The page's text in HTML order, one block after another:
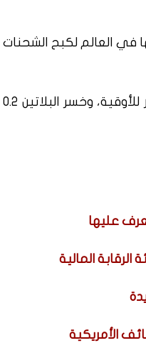
في ⁠العالم ​لكبح الشحنات
وانخفض سعر الفضة ​في المعاملات الفورية 0.5 بالمئة إلى 74.73 دولار للأوقية، وخسر البلاتين 0.2
عليها
المالية